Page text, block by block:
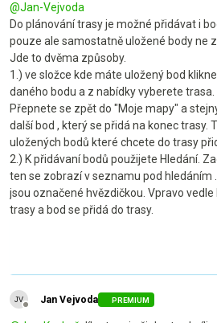
@Jan-Vejvoda
Do plánování trasy je možné přidávat i
pouze ale samostatně uložené body ne
Jde to dvěma způsoby.
1.) ve složce kde máte uložený bod
daného bodu a z nabídky vyberete trasa.
Přepnete se zpět do "Moje mapy" a
další bod , který se přidá na konec trasy.
uložených bodů které chcete do trasy
2.) K přidávaní bodů použijete Hledání.
ten se zobrazí v seznamu pod hledáním
jsou označené hvězdičkou. Vpravo
trasy a bod se přidá do trasy.
Jan Vejvoda PREMIUM